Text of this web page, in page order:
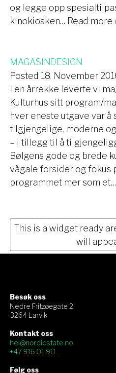
og legge opp
kinokiosken… Read more
MAGASINDESIGN
Posted 18. November
I en årrekke leverte vi
Kulturhus sitt program/
hver eneste utgave var
tilgjengelige, moderne
– i tillegg til å
Bølgens gode og brede
vågale forsider og fokus
programmet mer som et…
This is a widget ready
will
Besøk oss
Nedre Fritzøegate 2,
3264 Larvik
Kontakt oss
hei@nordicstate.no
+47 916 01 911
Følg oss